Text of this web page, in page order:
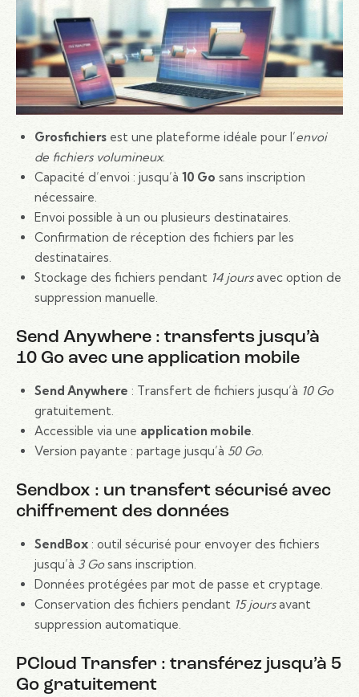
Grosfichiersest une plateforme idéale pour l’envoi
de fichiers volumineux.
Capacité d’envoi : jusqu’à 10 Go sans inscription
nécessaire.
Envoi possible à un ou plusieurs destinataires.
Confirmation de réception des fichiers par les
destinataires.
Stockage des fichiers pendant 14 joursavec option de
suppression manuelle.
Send Anywhere : transferts jusqu’à
10 Go avec une application mobile
Send Anywhere : Transfert de fichiers jusqu’à 10 Go
gratuitement.
Accessible via une application mobile
Version payante : partage jusqu’à 50 Go.
Sendbox : un transfert sécurisé avec
chiffrement des données
SendBox: outil sécurisé pour envoyer des fichiers
jusqu’à 3 Gosans inscription.
Données protégées par mot de passe et cryptage.
Conservation des fichiers pendant 15 joursavant
suppression automatique.
PCloud Transfer : transférez jusqu’à 5
Go gratuitement